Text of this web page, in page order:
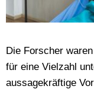
Die Forscher
für eine Vielzahl
aussagekräftige